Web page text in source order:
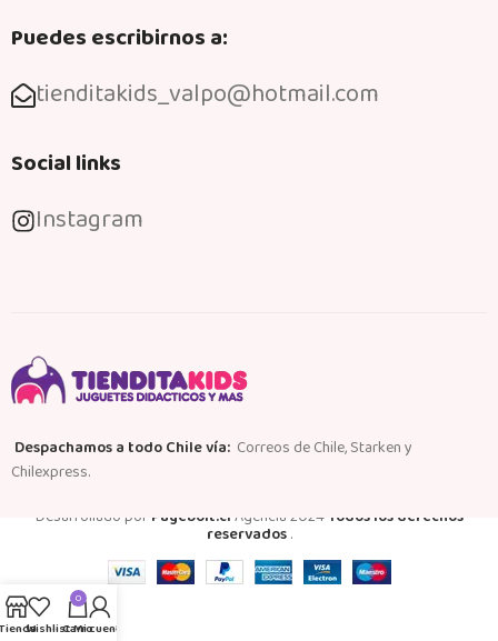
Puedes escribirnos a:
tienditakids_valpo@hotmail.com
Social links
Instagram
Despachamos a todo Chile vía: Correos de Chile, Starken y
Chilexpress.
Desarrollado por Pagebolt.clAgencia2024 Todos los derechos
reservados.
Wishlist
0
Carro
Mi cuenta